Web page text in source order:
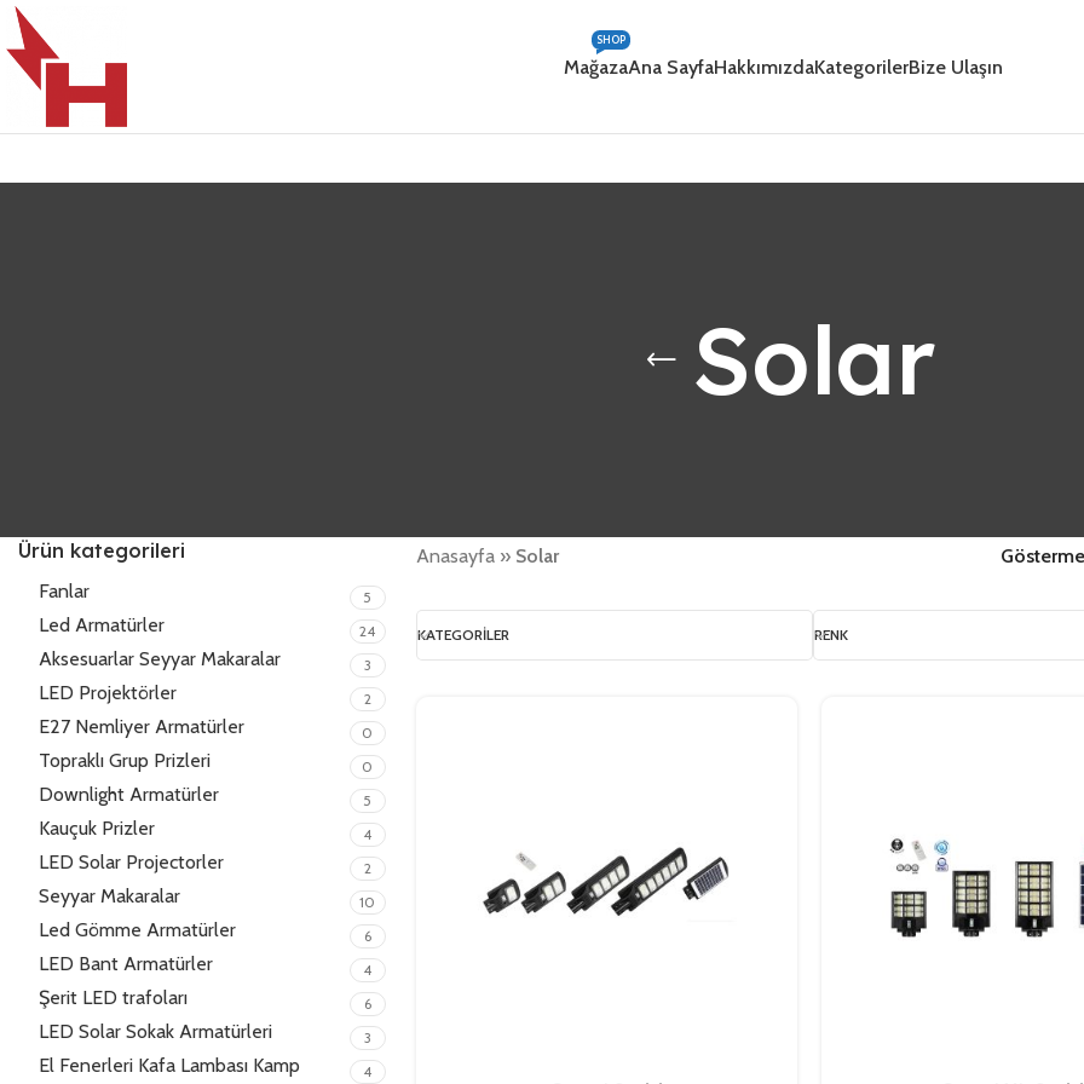
Mağaza
SHOP
Ana SayfaHakkımızdaKategorilerBize Ulaşın
Solar
Ürün kategorileri
Fanlar 5
Led Armatürler 24
Aksesuarlar Seyyar Makaralar 3
LED Projektörler 2
E27 Nemliyer Armatürler 0
Topraklı Grup Prizleri 0
Downlight Armatürler 5
Kauçuk Prizler 4
LED Solar Projectorler 2
Seyyar Makaralar 10
Led Gömme Armatürler 6
LED Bant Armatürler 4
Şerit LED trafoları 6
LED Solar Sokak Armatürleri 3
El Fenerleri Kafa Lambası Kamp
4
Anasayfa» Solar
KATEGORILER RENK